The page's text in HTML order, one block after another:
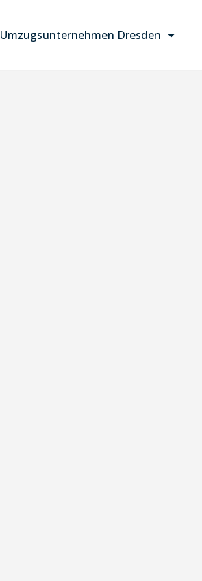
Umzugsunternehmen Dresden